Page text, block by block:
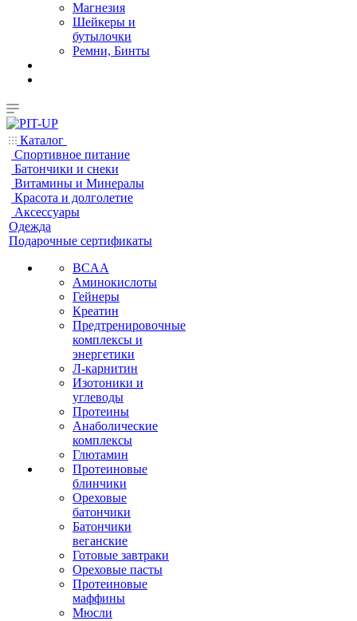
Магнезия
Шейкеры и
бутылочки
Ремни, Бинты
Каталог
Спортивное питание
Батончики и снеки
Витамины и Минералы
Красота и долголетие
Аксессуары
Одежда
Подарочные сертификаты
BCAA
Аминокислоты
Гейнеры
Креатин
Предтренировочные
комплексы и
энергетики
Л-карнитин
Изотоники и
углеводы
Протеины
Анаболические
комплексы
Глютамин
Протеиновые
блинчики
Ореховые
батончики
Батончики
веганские
Готовые завтраки
Ореховые пасты
Протеиновые
маффины
Мюсли